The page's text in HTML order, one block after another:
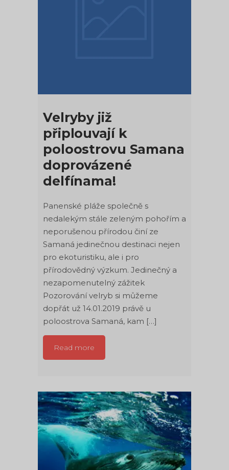
Velryby již
připlouvají k
poloostrovu Samana
doprovázené
delfínama!
Panenské pláže společně s
nedalekým stále zeleným pohořím a
neporušenou přírodou činí ze
Samaná jedinečnou destinaci nejen
pro ekoturistiku, ale i pro
přírodovědný výzkum. Jedinečný a
nezapomenutelný zážitek
Pozorování velryb si můžeme
dopřát už 14.01.2019 právě u
poloostrova Samaná, kam […]
Read more